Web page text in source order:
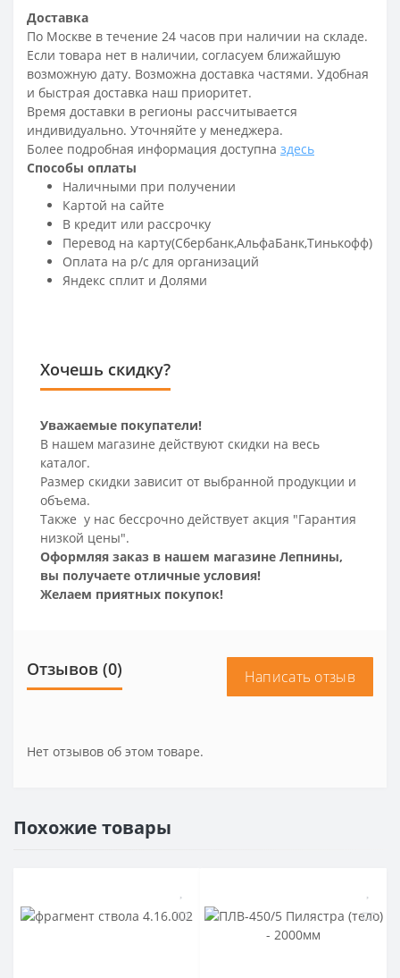
Доставка
По Москве в течение 24 часов при наличии на складе.
Если товара нет в наличии, согласуем ближайшую
возможную дату. Возможна доставка частями. Удобная
и быстрая доставка наш приоритет.
Время доставки в регионы рассчитывается
индивидуально. Уточняйте у менеджера.
Более подробная информация доступна здесь
Способы оплаты
Наличными при получении
Картой на сайте
В кредит или рассрочку
Перевод на карту(Сбербанк,АльфаБанк,Тинькофф)
Оплата на р/c для организаций
Яндекс сплит и Долями
Хочешь скидку?
Уважаемые покупатели!
В нашем магазине действуют скидки на весь
каталог.
Размер скидки зависит от выбранной продукции и
объема.
Также у нас бессрочно действует акция "Гарантия
низкой цены".
Оформляя заказ в нашем магазине Лепнины,
вы получаете отличные условия!
Желаем приятных покупок!
Отзывов (0) Написать отзыв
Нет отзывов об этом товаре.
Похожие товары